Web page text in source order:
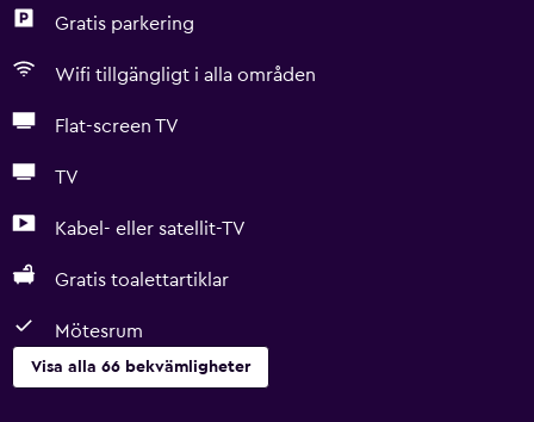
Gratis parkering
Wifi tillgängligt i alla områden
Flat-screen TV
TV
Kabel- eller satellit-TV
Gratis toalettartiklar
Mötesrum
Visa alla 66 bekvämligheter